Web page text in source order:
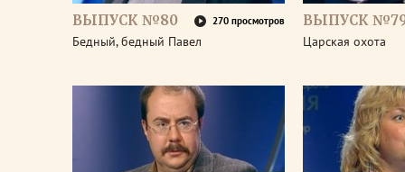
ВЫПУСК №80 270 просмотров
Бедный, бедный Павел
ВЫПУСК
Царская охота